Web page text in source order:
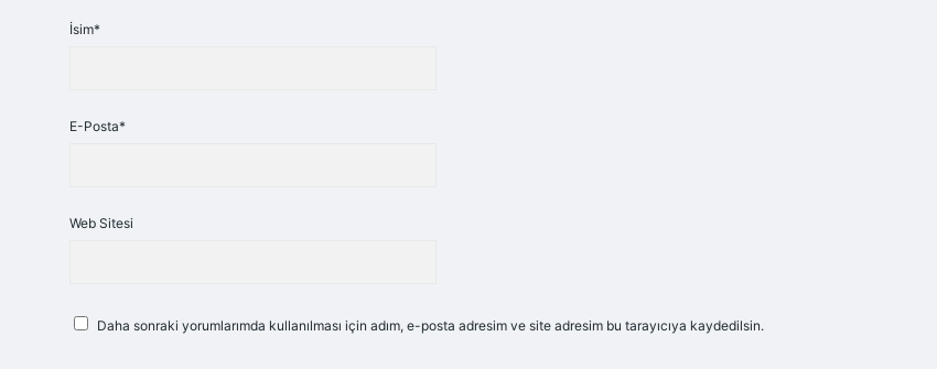
İsim*
E-Posta*
Web Sitesi
Daha sonraki yorumlarımda kullanılması için adım, e-posta adresim ve site adresim bu tarayıcıya kaydedilsin.